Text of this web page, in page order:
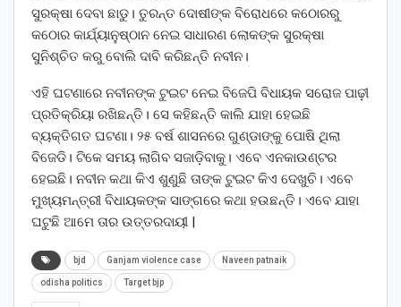
ସୁରକ୍ଷା ଦେବା ଛାଡୁ। ତୁରନ୍ତ ଦୋଷୀଙ୍କ ବିରୋଧରେ କଠୋରରୁ
କଠୋର କାର୍ଯ୍ୟାନୁଷ୍ଠାନ ନେଇ ସାଧାରଣ ଲୋକଙ୍କ ସୁରକ୍ଷା
ସୁନିଶ୍ଚିତ କରୁ ବୋଲି ଦାବି କରିଛନ୍ତି ନବୀନ।
ଏହି ଘଟଣାରେ ନବୀନଙ୍କ ଟୁଇଟ ନେଇ ବିଜେପି ବିଧାୟକ ସରୋଜ ପାଢ଼ୀ
ପ୍ରତିକ୍ରିୟା ରଖିଛନ୍ତି। ସେ କହିଛନ୍ତି କାଲି ଯାହା ହେଇଛି
ବ୍ୟକ୍ତିଗତ ଘଟଣା। ୨୫ ବର୍ଷ ଶାସନରେ ଗୁଣ୍ଡାଙ୍କୁ ପୋଷି ଥିଲା
ବିଜେଡି। ଟିକେ ସମୟ ଲାଗିବ ସଜାଡ଼ିବାକୁ। ଏବେ ଏନକାଉଣ୍ଟର
ହେଇଛି। ନବୀନ କଥା କିଏ ଶୁଣୁଛି ତାଙ୍କ ଟୁଇଟ କିଏ ଦେଖୁଚି। ଏବେ
ମୁଖ୍ୟମନ୍ତ୍ରୀ ବିଧାୟକଙ୍କ ସାଙ୍ଗରେ କଥା ହଉଛନ୍ତି। ଏବେ ଯାହା
ଘଟୁଛି ଆମେ ତାର ଉତ୍ତରଦାୟୀ |
bjd Ganjam violence case Naveen patnaik
odisha politics Target bjp